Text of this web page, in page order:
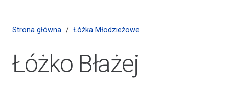
Strona główna / Łóżka Młodzieżowe
Łóżko Błażej